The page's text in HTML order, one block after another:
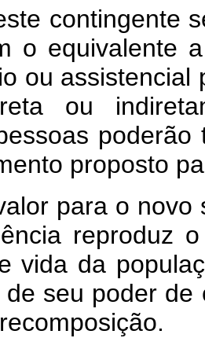
contingente
o equivalente
ou
ou
proposto
para o novo
reproduz
vida da
de seu poder